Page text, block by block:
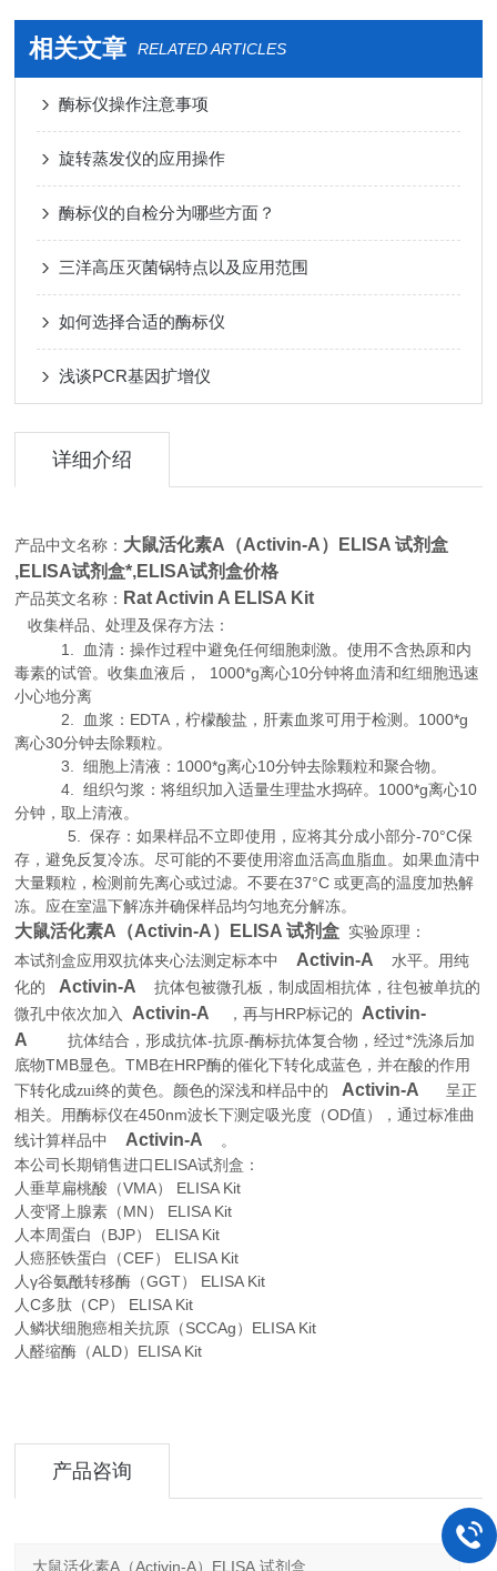
相关文章 RELATED ARTICLES
酶标仪操作注意事项
旋转蒸发仪的应用操作
酶标仪的自检分为哪些方面？
三洋高压灭菌锅特点以及应用范围
如何选择合适的酶标仪
浅谈PCR基因扩增仪
详细介绍
产品中文名称： 大鼠活化素A（Activin-A）ELISA 试剂盒
,ELISA试剂盒*,ELISA试剂盒价格
产品英文名称： Rat Activin A ELISA Kit
收集样品、处理及保存方法：
1. 血清：操作过程中避免任何细胞刺激。使用不含热原和内
毒素的试管。收集血液后， 1000*g离心10分钟将血清和红细胞迅速
小心地分离
2. 血浆：EDTA，柠檬酸盐，肝素血浆可用于检测。1000*g
离心30分钟去除颗粒。
3. 细胞上清液：1000*g离心10分钟去除颗粒和聚合物。
4. 组织匀浆：将组织加入适量生理盐水捣碎。1000*g离心10
分钟，取上清液。
5. 保存：如果样品不立即使用，应将其分成小部分-70°C保
存，避免反复冷冻。尽可能的不要使用溶血活高血脂血。如果血清中
大量颗粒，检测前先离心或过滤。不要在37°C 或更高的温度加热解
冻。应在室温下解冻并确保样品均匀地充分解冻。
大鼠活化素A（Activin-A）ELISA 试剂盒 实验原理 ：
本试剂盒应用双抗体夹心法测定标本中
Activin-A
水平。用纯
化的
Activin-A
抗体包被微孔板，制成固相抗体，往包被单抗的
微孔中依次加入
Activin-A ，再与HRP标记的Activin-
A
抗体结合，形成抗体-抗原-酶标抗体复合物，经过*洗涤后加
底物TMB显色。TMB在HRP酶的催化下转化成蓝色，并在酸的作用
下转化成zui终的黄色。颜色的深浅和样品中的
Activin-A
呈正
相关。用酶标仪在450nm波长下测定吸光度（OD值），通过标准曲
线计算样品中
Activin-A
。
本公司长期销售进口ELISA试剂盒：
人垂草扁桃酸（VMA） ELISA Kit
人变肾上腺素（MN） ELISA Kit
人本周蛋白（BJP） ELISA Kit
人癌胚铁蛋白（CEF） ELISA Kit
人γ谷氨酰转移酶（GGT） ELISA Kit
人C多肽（CP） ELISA Kit
人鳞状细胞癌相关抗原（SCCAg）ELISA Kit
人醛缩酶（ALD）ELISA Kit
产品咨询